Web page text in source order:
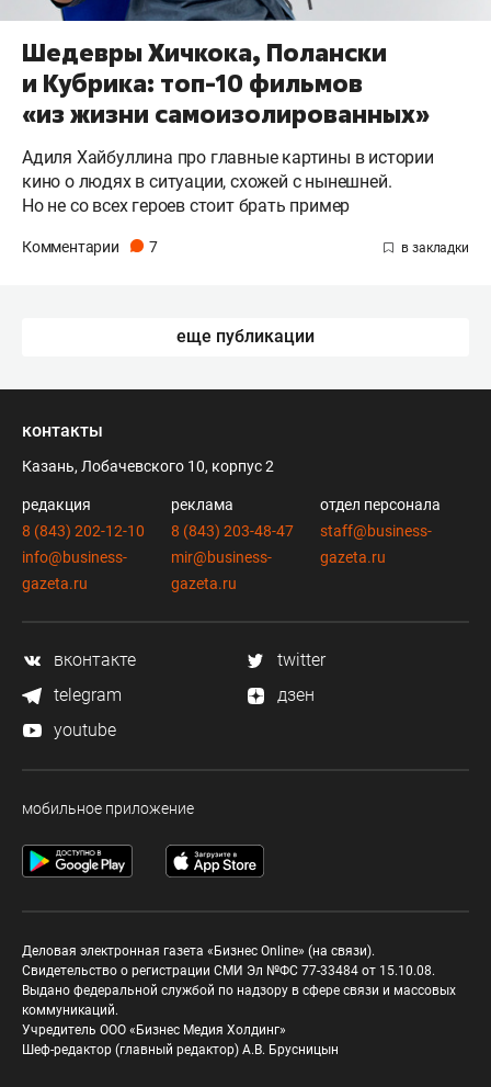
Шедевры Хичкока, Полански
и Кубрика: топ-10 фильмов
«из жизни самоизолированных»
Адиля Хайбуллина про главные картины в истории
кино о людях в ситуации, схожей с нынешней.
Но не со всех героев стоит брать пример
Комментарии 7
еще публикации
контакты
Казань, Лобачевского 10, корпус 2
редакция
8 (843) 202-12-10
info@business-
gazeta.ru
реклама
8 (843) 203-48-47
mir@business-
gazeta.ru
отдел персонала
staff@business-
gazeta.ru
вконтакте
twitter
telegram
дзен
youtube
мобильное приложение
Деловая электронная газета «Бизнес Online» (на связи).
Свидетельство о регистрации СМИ Эл №ФС 77-33484 от 15.10.08.
Выдано федеральной службой по надзору в сфере связи и массовых
коммуникаций.
Учредитель ООО «Бизнес Медия Холдинг»
Шеф-редактор (главный редактор) А.В. Брусницын